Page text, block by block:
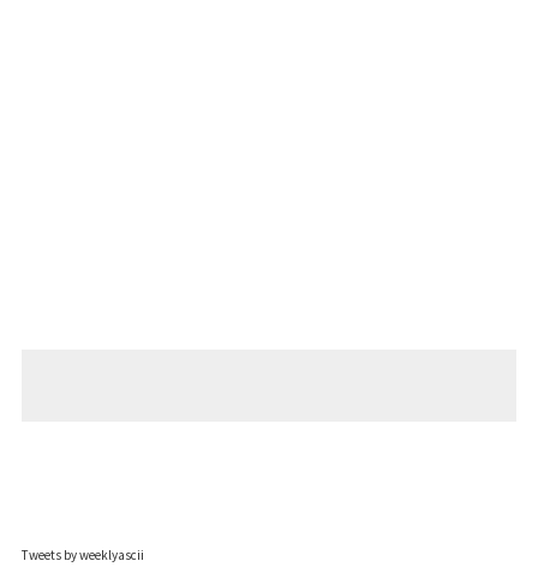
Tweets by weeklyascii